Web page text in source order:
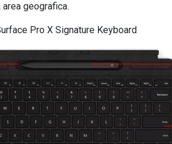
geografica.
Pro X Signature Keyboard